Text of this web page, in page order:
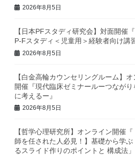
2026年8月5日
【日本PFスタディ研究会】対面開催
P-Fスタディ＜児童用＞経験者向け講
2026年8月5日
【白金高輪カウンセリングルーム】
開催『現代臨床ゼミナールーつながり
に考えるー』
2026年8月5日
【哲学心理研究所】オンライン開催
師を任された人必見！】基礎から学ぶ
るスライド作りのポイントと 構成法」